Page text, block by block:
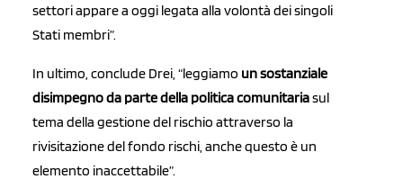
settori appare a oggi legata alla volontà dei singoli
Stati membri”.
In ultimo, conclude Drei, “leggiamo un sostanziale
disimpegno da parte della politica comunitariasul
tema della gestione del rischio attraverso la
rivisitazione del fondo rischi, anche questo è un
elemento inaccettabile”.